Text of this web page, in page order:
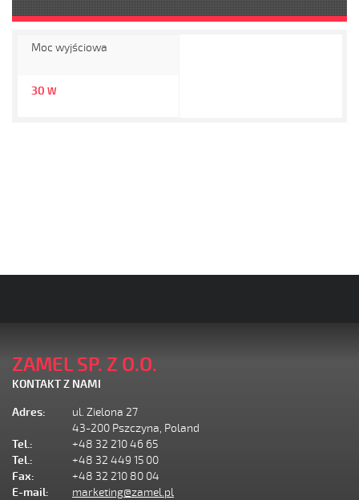
Moc wyjściowa
30 W
ZAMEL SP. Z O.O.
KONTAKT Z NAMI
Adres:
ul. Zielona 27
43-200 Pszczyna, Poland
Tel.:
+48 32 210 46 65
Tel.:
+48 32 449 15 00
Fax:
+48 32 210 80 04
E-mail:
marketing@zamel.pl